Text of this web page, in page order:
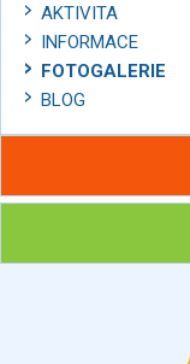
AKTIVITA
INFORMACE
FOTOGALERIE
BLOG
Hubněte s
Chcete poradit s